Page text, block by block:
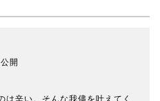
開
は辛い。そんな我儘を叶えてく